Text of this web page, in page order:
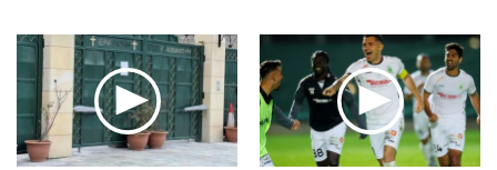
Real Estate
Επιχειρήσεις
Αγορές
Money Review
Οικονομία
Γενικά
Αναδρομές
Πρόσωπα